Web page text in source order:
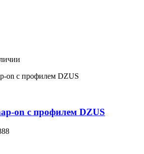
on с профилем DZUS